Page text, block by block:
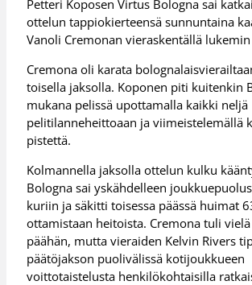
Petteri Koposen Virtus Bologna sai
ottelun tappiokierteensä sunnuntaina
Vanoli Cremonan vieraskentällä
Cremona oli karata
toisella jaksolla. Koponen piti kuitenkin
mukana pelissä upottamalla kaikki neljä
pelitilanneheittoaan ja viimeistelemällä
pistettä.
Kolmannella jaksolla ottelun kulku
Bologna sai yskähdelleen
kuriin ja säkitti toisessa päässä huimat
ottamistaan heitoista. Cremona tuli
päähän, mutta vieraiden Kelvin Rivers
päätöjakson puolivälissä kotijoukkueen
voittotaistelusta henkilökohtaisilla